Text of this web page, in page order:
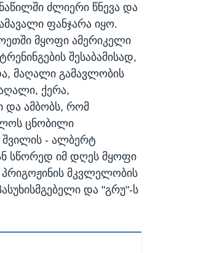
ძლიერი წნევა და
ფანჯარა იყო.
მყოფი ამერიკელი
შესაბამისად,
მაღალი გამავლობის
ქერა,
და ამბობს, რომ
ცნობილი
შვილის - ალბერტ
სწორედ იმ დღეს მყოფი
პრიგოჟინის მკვლელობის
და "გრუ"-ს